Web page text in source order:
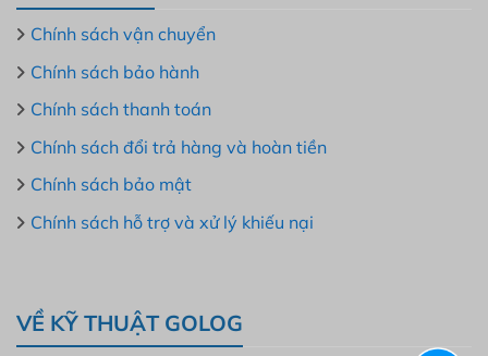
Chính sách vận chuyển
Chính sách bảo hành
Chính sách thanh toán
Chính sách đổi trả hàng và hoàn tiền
Chính sách bảo mật
Chính sách hỗ trợ và xử lý khiếu nại
VỀ KỸ THUẬT GOLOG